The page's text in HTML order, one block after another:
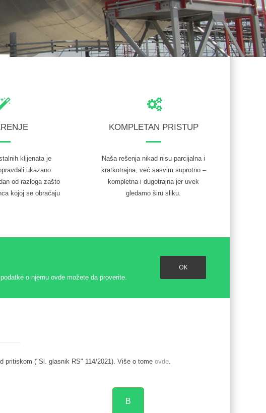
klijenata je
ukazano
od razloga zašto
kojoj se obraćaju
KOMPLETAN PRISTUP
Naša rešenja nikad nisu parcijalna i
kratkotrajna, već sasvim suprotno –
kompletna i dugotrajna jer uvek
gledamo širu sliku.
o njemu ovde možete da proverite.
OK
pritiskom ("Sl. glasnik RS" 114/2021). Više o tome ovde.
B